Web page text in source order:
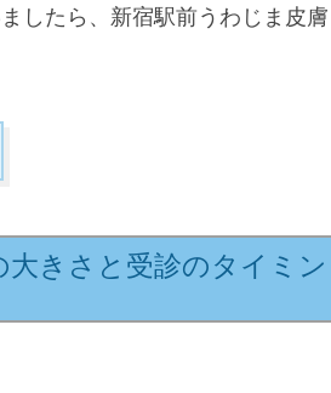
したら、新宿駅前うわじま皮膚
きさと受診のタイミン